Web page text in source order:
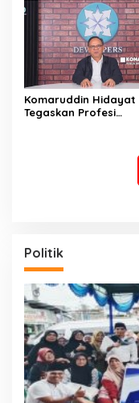
Tangan Pemkab 50
Komaruddin Hidayat
Tegaskan Profesi
Politik